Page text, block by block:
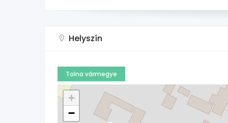
Helyszín
Tolna vármegye
+
−